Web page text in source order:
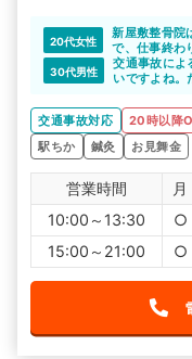
20代女性
新屋敷整骨院
で、仕事終わ
できると思い
も入った施設
30代男性
交通事故によ
いですよね。
新屋敷整骨院
院です。不
てくれますよ
できてよいと
交通事故対応 20時以降
駅ちか
鍼灸 お見舞金
営業時間 月
10:00～13:30
○
15:00～21:00
○